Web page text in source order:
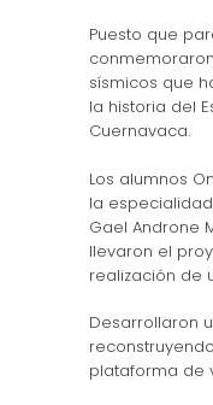
Puesto que
sísmicos que
la historia del
Cuernavaca.
Los alumnos
la
Gael Androne
llevaron el
realización de
Desarrollaron
plataforma de